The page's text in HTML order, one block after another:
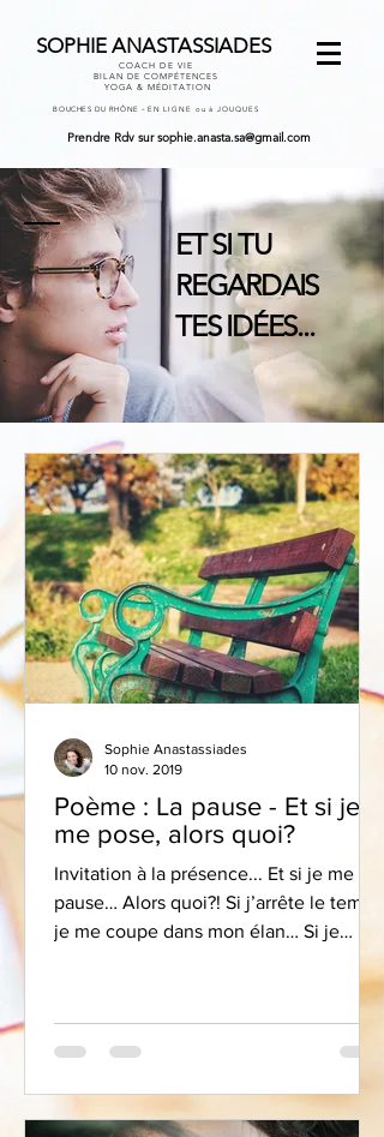
SOPHIE ANASTASSIADES
COACH DE VIE
BILAN DE COMPÉTENCES
YOGA & MÉDITATION
BOUCHES DU RHÔNE - EN LIGNE ou à JOUQUES
Prendre Rdv sursophie.anasta.sa@gmail.com
ET SI TU
REGARDAIS
TES IDÉES...
Poème : La pause - Et si je
me pose, alors quoi?
Invitation à la présence... Et si je me
pause… Alors quoi?! Si j’arrête le temps,
je me coupe dans mon élan… Si je
Sophie Anastassiades
10 nov. 2019